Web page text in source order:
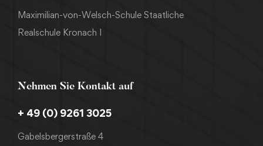
Maximilian-von-Welsch-Schule Staatliche
Realschule Kronach I
Nehmen Sie Kontakt auf
+ 49 (0) 9261 3025
Gabelsbergerstraße 4